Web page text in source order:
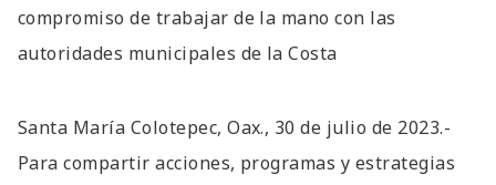
compromiso de trabajar de la mano con las
autoridades municipales de la Costa
Santa María Colotepec, Oax., 30 de julio de 2023.-
Para compartir acciones, programas y estrategias